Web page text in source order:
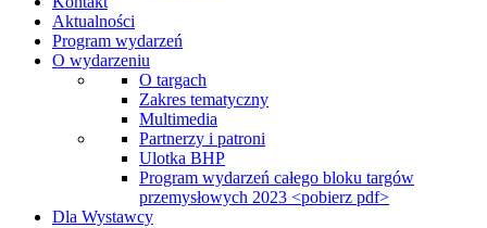
Aktualności
Program wydarzeń
O wydarzeniu
O targach
Zakres tematyczny
Multimedia
Partnerzy i patroni
Ulotka BHP
Program wydarzeń całego bloku targów
przemysłowych 2023 <pobierz pdf>
Dla Wystawcy